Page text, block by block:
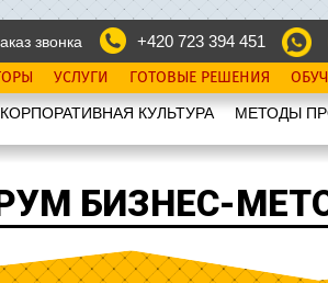
звонка +420 723 394 451
УСЛУГИ ГОТОВЫЕ РЕШЕНИЯ
КОРПОРАТИВНАЯ КУЛЬТУРА МЕТОДЫ
БИЗНЕС-